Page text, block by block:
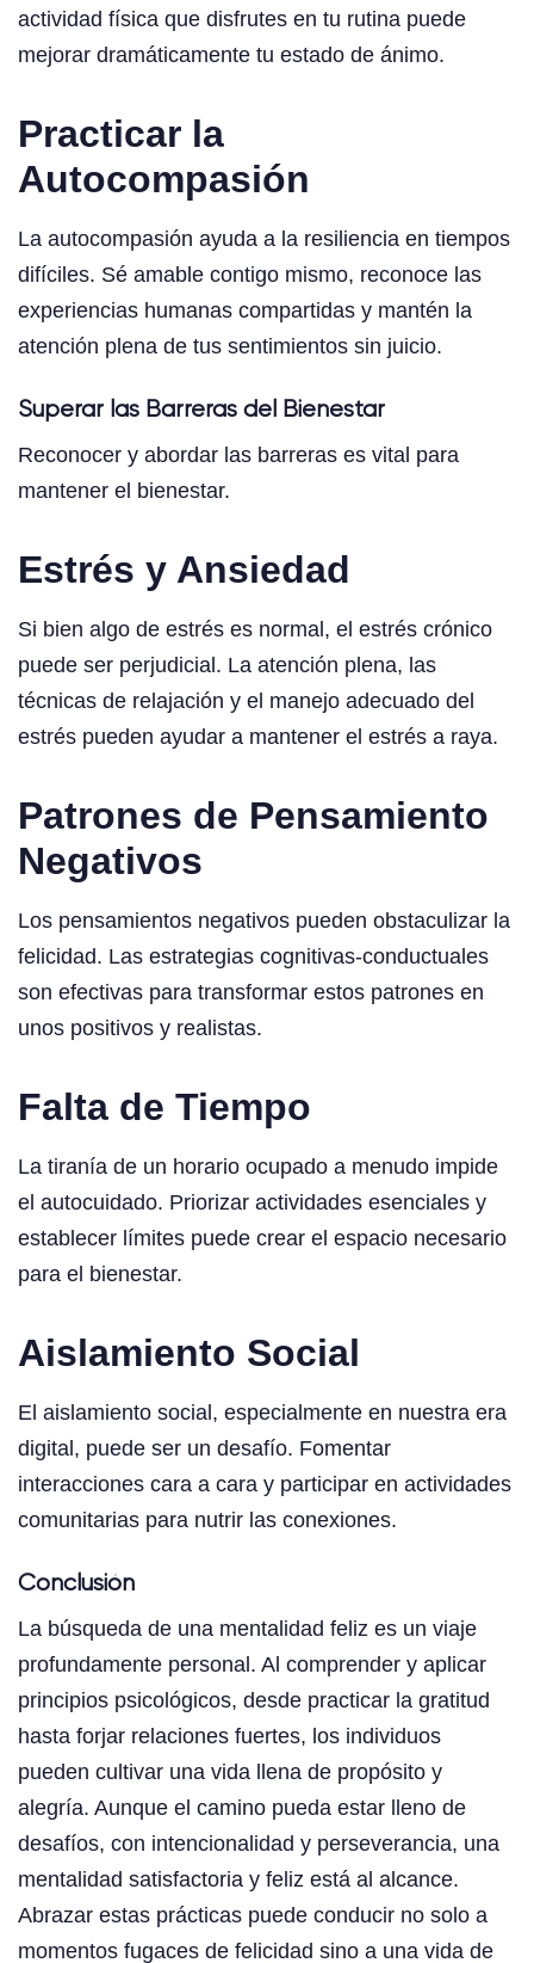
actividad física que disfrutes en tu rutina puede
mejorar dramáticamente tu estado de ánimo.
Practicar la
Autocompasión
La autocompasión ayuda a la resiliencia en tiempos
difíciles. Sé amable contigo mismo, reconoce las
experiencias humanas compartidas y mantén la
atención plena de tus sentimientos sin juicio.
Superar las Barreras del Bienestar
Reconocer y abordar las barreras es vital para
mantener el bienestar.
Estrés y Ansiedad
Si bien algo de estrés es normal, el estrés crónico
puede ser perjudicial. La atención plena, las
técnicas de relajación y el manejo adecuado del
estrés pueden ayudar a mantener el estrés a raya.
Patrones de Pensamiento
Negativos
Los pensamientos negativos pueden obstaculizar la
felicidad. Las estrategias cognitivas-conductuales
son efectivas para transformar estos patrones en
unos positivos y realistas.
Falta de Tiempo
La tiranía de un horario ocupado a menudo impide
el autocuidado. Priorizar actividades esenciales y
establecer límites puede crear el espacio necesario
para el bienestar.
Aislamiento Social
El aislamiento social, especialmente en nuestra era
digital, puede ser un desafío. Fomentar
interacciones cara a cara y participar en actividades
comunitarias para nutrir las conexiones.
Conclusión
La búsqueda de una mentalidad feliz es un viaje
profundamente personal. Al comprender y aplicar
principios psicológicos, desde practicar la gratitud
hasta forjar relaciones fuertes, los individuos
pueden cultivar una vida llena de propósito y
alegría. Aunque el camino pueda estar lleno de
desafíos, con intencionalidad y perseverancia, una
mentalidad satisfactoria y feliz está al alcance.
Abrazar estas prácticas puede conducir no solo a
momentos fugaces de felicidad sino a una vida de